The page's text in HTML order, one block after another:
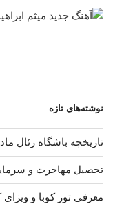
نوشته‌های تازه
تاریخچه باشگاه رئال
تحصیل مهاجرت و
معرفی تور کوبا و